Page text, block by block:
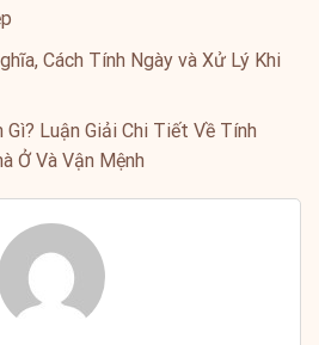
Cách Tính Ngày và Xử Lý Khi
Luận Giải Chi Tiết Về Tính
Ở Và Vận Mệnh